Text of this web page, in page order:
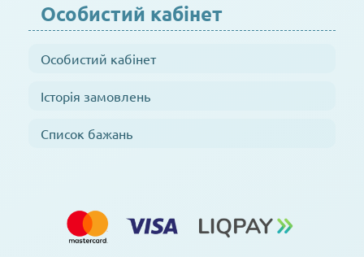
Особистий кабінет
Особистий кабінет
Історія замовлень
Список бажань